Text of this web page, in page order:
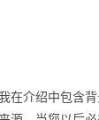
介绍中包含背